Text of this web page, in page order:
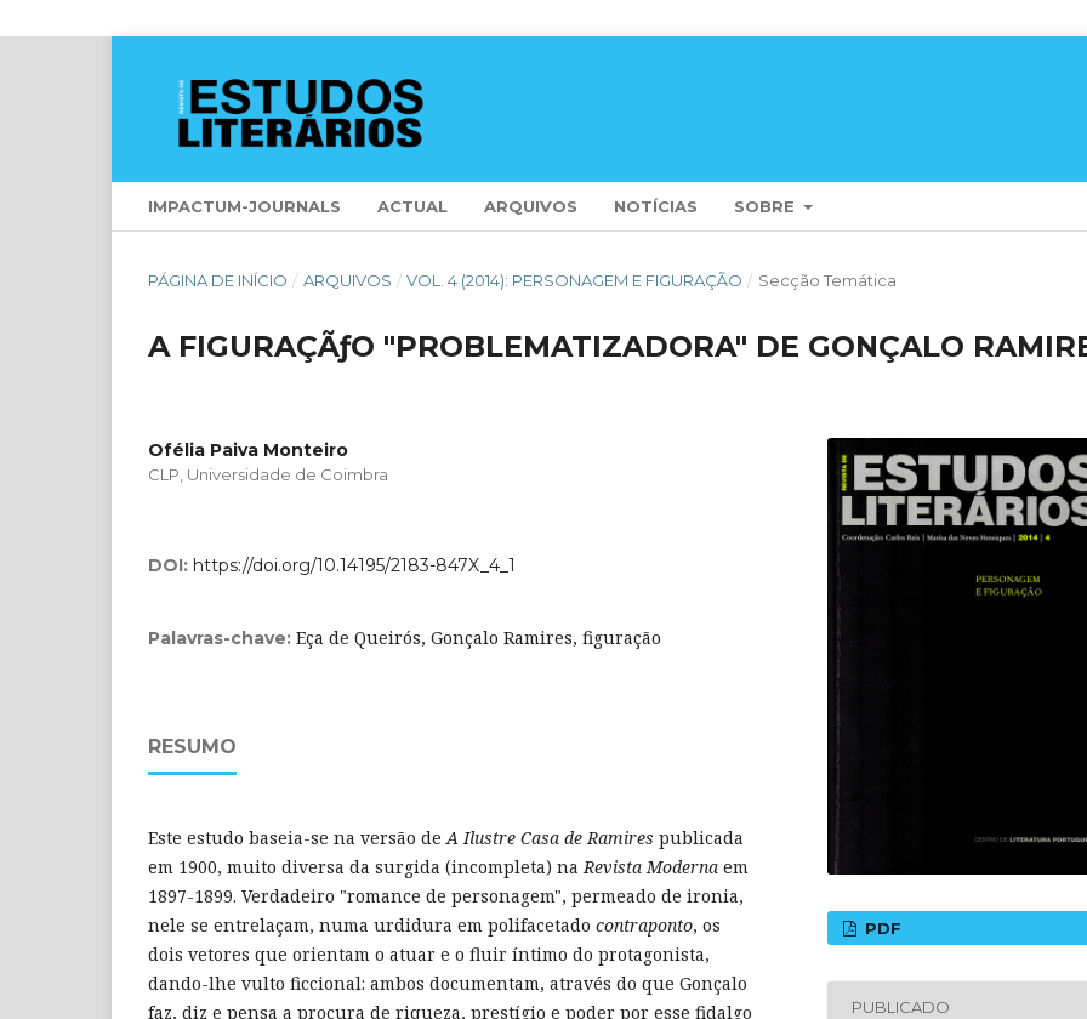
IMPACTUM-JOURNALS ACTUAL ARQUIVOS NOTÍCIAS SOBRE
PÁGINA DE INÍCIO / ARQUIVOS / VOL. 4 (2014): PERSONAGEM E FIGURAÇÃO / Secção Temática
A FIGURAÇÃƒO "PROBLEMATIZADORA" DE GONÇALO
Ofélia Paiva Monteiro
CLP, Universidade de Coimbra
DOI: https://doi.org/10.14195/2183-847X_4_1
Palavras-chave: Eça de Queirós, Gonçalo Ramires, figuração
RESUMO
Este estudo baseia-se na versão deA Ilustre Casa de Ramires publicada
em 1900, muito diversa da surgida (incompleta) naRevista Moderna em
1897-1899. Verdadeiro "romance de personagem", permeado de ironia,
nele se entrelaçam, numa urdidura em polifacetado contraponto, os
dois vetores que orientam o atuar e o fluir íntimo do protagonista,
dando-lhe vulto ficcional: ambos documentam, através do que Gonçalo
faz, diz e pensa a procura de riqueza, prestígio e poder por esse fidalgo
PDF
PUBLICADO